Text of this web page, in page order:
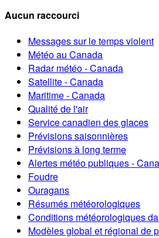
Aucun raccourci
Messages sur le temps violent
Météo au Canada
Radar météo - Canada
Satellite - Canada
Maritime - Canada
Qualité de l'air
Service canadien des glaces
Prévisions saisonnières
Prévisions à long terme
Alertes météo publiques -
Foudre
Ouragans
Résumés météorologiques
Conditions météorologiques
Modèles global et régional de